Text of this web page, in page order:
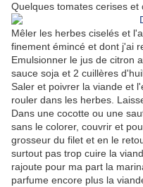
Quelques tomates cerises
Mêler les herbes ciselés et
finement émincé et dont j'ai
Emulsionner le jus de citron
sauce soja et 2 cuillères
Saler et poivrer la viande et
rouler dans les herbes.
Dans une cocotte ou une
sans le colorer, couvrir et
grosseur du filet et en le
surtout pas trop cuire la
rajoute pour ma part la
parfume encore plus la